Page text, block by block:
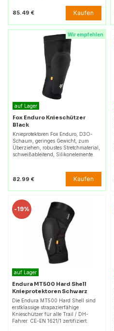
85.49 € Kaufen
Wir empfehlen
auf Lager
Fox Enduro Knieschützer
Black
Knieprotektoren Fox Enduro, D3O-
Schaum, geringes Gewicht, zum
Überziehen, robustes Stretchmaterial,
schweißableitend, Silikonelemente.
82.99 € Kaufen
-19%
auf Lager
Endura MT500 Hard Shell
Knieprotektoren Schwarz
Die Endura MT500 Hard Shell sind
erstklassige strapazierfähige
Knieschützer für alle Trail / DH-
Fahrer. CE-EN 1621/1 zertifiziert.